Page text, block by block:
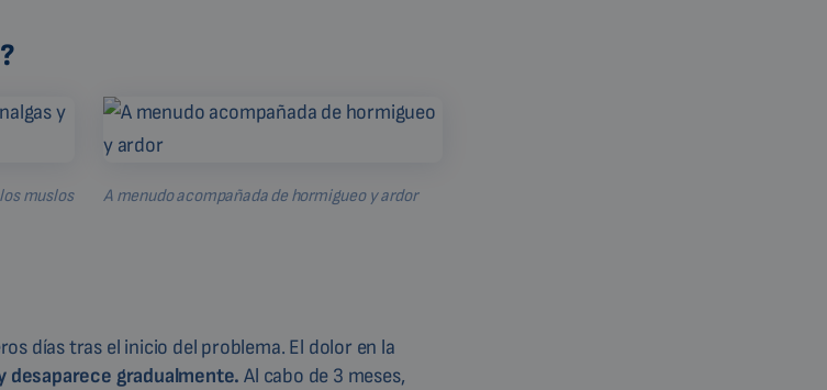
muslos
A menudo acompañada de hormigueo y ardor
días tras el inicio del problema. El dolor en la
desaparece gradualmente. Al cabo de 3 meses,